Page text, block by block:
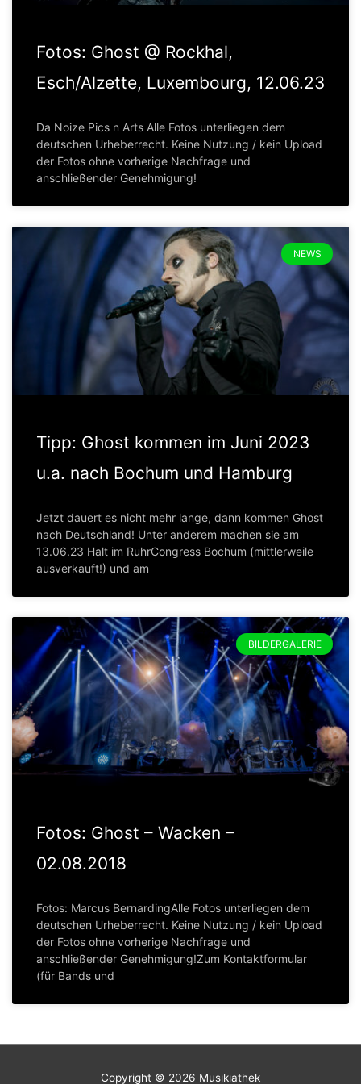
Fotos: Ghost @ Rockhal,
Esch/Alzette, Luxembourg, 12.06.23
Da Noize Pics n Arts Alle Fotos unterliegen dem
deutschen Urheberrecht. Keine Nutzung / kein Upload
der Fotos ohne vorherige Nachfrage und
anschließender Genehmigung!
NEWS
Tipp: Ghost kommen im Juni 2023
u.a. nach Bochum und Hamburg
Jetzt dauert es nicht mehr lange, dann kommen Ghost
nach Deutschland! Unter anderem machen sie am
13.06.23 Halt im RuhrCongress Bochum (mittlerweile
ausverkauft!) und am
BILDERGALERIE
Fotos: Ghost – Wacken –
02.08.2018
Fotos: Marcus BernardingAlle Fotos unterliegen dem
deutschen Urheberrecht. Keine Nutzung / kein Upload
der Fotos ohne vorherige Nachfrage und
anschließender Genehmigung!Zum Kontaktformular
(für Bands und
Copyright © 2026 Musikiathek